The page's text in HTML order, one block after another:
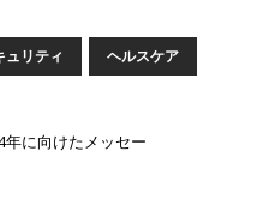
ュリティ ヘルスケア
年に向けたメッセー